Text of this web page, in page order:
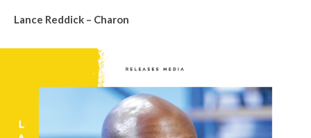
Lance Reddick – Charon